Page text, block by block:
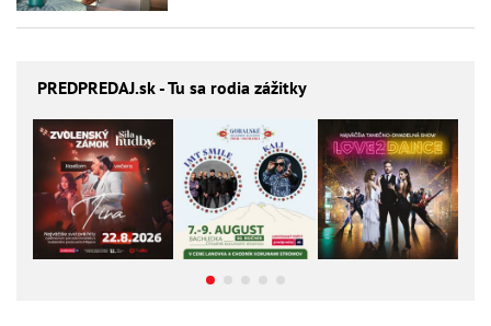
PREDPREDAJ.sk - Tu sa rodia zážitky